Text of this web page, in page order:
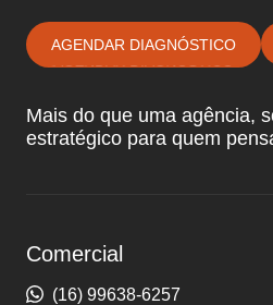
AGENDAR DIAGNÓSTICO
Mais do que uma agência,
estratégico para quem
Comercial
(16) 99638-6257